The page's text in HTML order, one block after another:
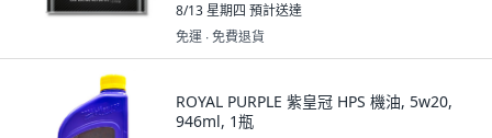
8/13 星期四 預計送達
免運 ∙ 免費退貨
ROYAL PURPLE 紫皇冠 HPS 機油, 5w20,
946ml, 1瓶